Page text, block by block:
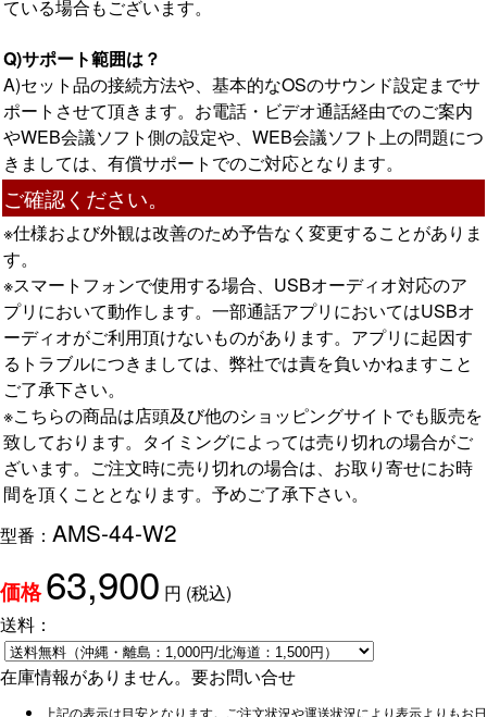
ている場合もございます。
Q)サポート範囲は？
A)セット品の接続方法や、基本的なOSのサウンド設定までサ
ポートさせて頂きます。お電話・ビデオ通話経由でのご案内
やWEB会議ソフト側の設定や、WEB会議ソフト上の問題につ
きましては、有償サポートでのご対応となります。
ご確認ください。
※仕様および外観は改善のため予告なく変更することがありま
す。
※スマートフォンで使用する場合、USBオーディオ対応のア
プリにおいて動作します。一部通話アプリにおいてはUSBオ
ーディオがご利用頂けないものがあります。アプリに起因す
るトラブルにつきましては、弊社では責を負いかねますこと
ご了承下さい。
※こちらの商品は店頭及び他のショッピングサイトでも販売を
致しております。タイミングによっては売り切れの場合がご
ざいます。ご注文時に売り切れの場合は、お取り寄せにお時
間を頂くこととなります。予めご了承下さい。
型番： AMS-44-W2
価格 63,900 円 (税込)
送料：
在庫情報がありません。要お問い合せ
上記の表示は目安となります。ご注文状況や運送状況により表示よりもお日